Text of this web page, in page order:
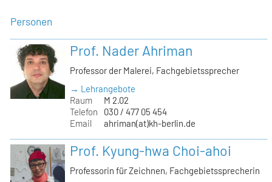
Personen
Prof. Nader Ahriman
Professor der Malerei, Fachgebietssprecher
→ Lehrangebote
Raum
M 2.02
Telefon
030 / 477 05 454
Email
ahriman(at)kh-berlin.de
Prof. Kyung-hwa Choi-ahoi
Professorin für Zeichnen, Fachgebietssprecherin